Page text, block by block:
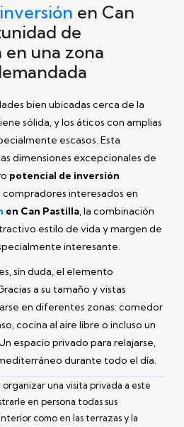
en Can
de
una zona
bien ubicadas cerca de la
sólida, y los áticos con amplias
escasos. Esta
dimensiones excepcionales de
potencial de inversión
interesados en
en Can Pastilla, la combinación
estilo de vida y margen de
interesante.
sin duda, el elemento
a su tamaño y vistas
en diferentes zonas: comedor
cocina al aire libre o incluso un
espacio privado para relajarse,
durante todo el día.
una visita privada a este
en persona todas sus
como en las terrazas y la